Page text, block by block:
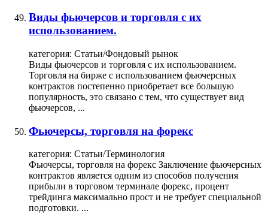
Виды фьючерсов и торговля с их
использованием.
категория: Статьи/Фондовый рынок
Виды фьючерсов и торговля с их использованием.
Торговля на бирже с использованием фьючерсных
контрактов постепенно приобретает все большую
популярность, это связано с тем, что существует вид
фьючерсов, ...
Фьючерсы, торговля на форекс
категория: Статьи/Терминология
Фьючерсы, торговля на форекс Заключение фьючерсных
контрактов является одним из способов получения
прибыли в торговом терминале форекс, процент
трейдинга максимально прост и не требует специальной
подготовки. ...